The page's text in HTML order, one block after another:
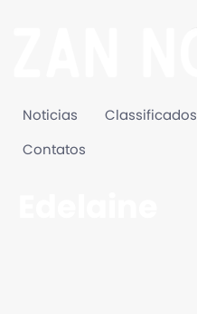
Noticias Classificados
Contatos